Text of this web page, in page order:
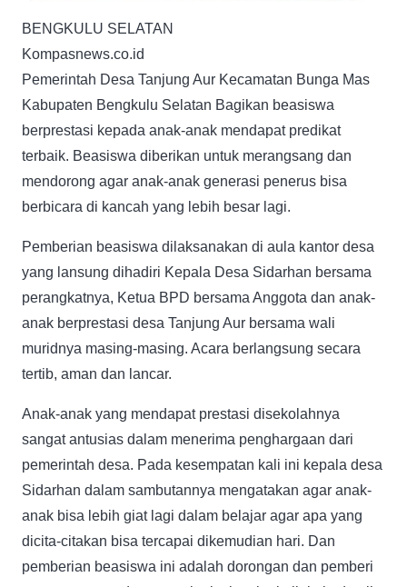
BENGKULU SELATAN
Kompasnews.co.id
Pemerintah Desa Tanjung Aur Kecamatan Bunga Mas
Kabupaten Bengkulu Selatan Bagikan beasiswa
berprestasi kepada anak-anak mendapat predikat
terbaik. Beasiswa diberikan untuk merangsang dan
mendorong agar anak-anak generasi penerus bisa
berbicara di kancah yang lebih besar lagi.
Pemberian beasiswa dilaksanakan di aula kantor desa
yang lansung dihadiri Kepala Desa Sidarhan bersama
perangkatnya, Ketua BPD bersama Anggota dan anak-
anak berprestasi desa Tanjung Aur bersama wali
muridnya masing-masing. Acara berlangsung secara
tertib, aman dan lancar.
Anak-anak yang mendapat prestasi disekolahnya
sangat antusias dalam menerima penghargaan dari
pemerintah desa. Pada kesempatan kali ini kepala desa
Sidarhan dalam sambutannya mengatakan agar anak-
anak bisa lebih giat lagi dalam belajar agar apa yang
dicita-citakan bisa tercapai dikemudian hari. Dan
pemberian beasiswa ini adalah dorongan dan pemberi